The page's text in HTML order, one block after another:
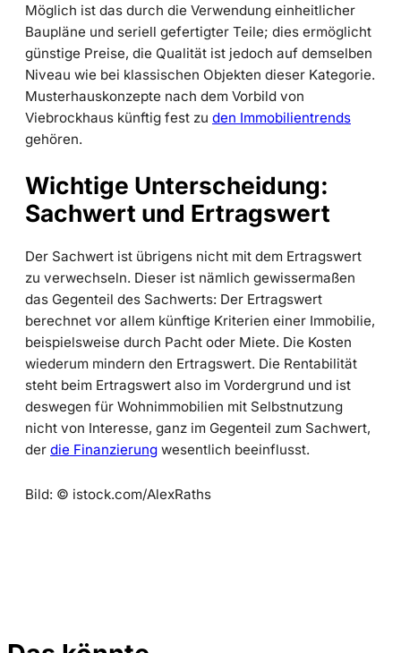
Möglich ist das durch die Verwendung einheitlicher
Baupläne und seriell gefertigter Teile; dies ermöglicht
günstige Preise, die Qualität ist jedoch auf demselben
Niveau wie bei klassischen Objekten dieser Kategorie.
Musterhauskonzepte nach dem Vorbild von
Viebrockhaus künftig fest zu den Immobilientrends
gehören.
Wichtige Unterscheidung:
Sachwert und Ertragswert
Der Sachwert ist übrigens nicht mit dem Ertragswert
zu verwechseln. Dieser ist nämlich gewissermaßen
das Gegenteil des Sachwerts: Der Ertragswert
berechnet vor allem künftige Kriterien einer Immobilie,
beispielsweise durch Pacht oder Miete. Die Kosten
wiederum mindern den Ertragswert. Die Rentabilität
steht beim Ertragswert also im Vordergrund und ist
deswegen für Wohnimmobilien mit Selbstnutzung
nicht von Interesse, ganz im Gegenteil zum Sachwert,
der die Finanzierung wesentlich beeinflusst.
Bild: © istock.com/AlexRaths